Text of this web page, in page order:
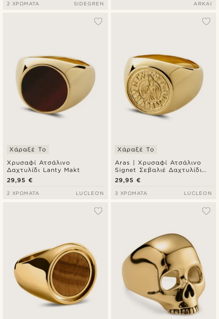
2 ΧΡΏΜΑΤΑ SIDEGREN ARKAI
Χρυσαφί Ατσάλινο
Δαχτυλίδι Lanty Makt
Χάραξέ Το
29,95 €
2 ΧΡΏΜΑΤΑ LUCLEON
Aras | Χρυσαφί Ατσάλινο
Signet Σεβαλιέ Δαχτυλίδι
Raven Penny για Μικρό
Δάχτυλο
Χάραξέ Το
29,95 €
3 ΧΡΏΜΑΤΑ LUCLEON